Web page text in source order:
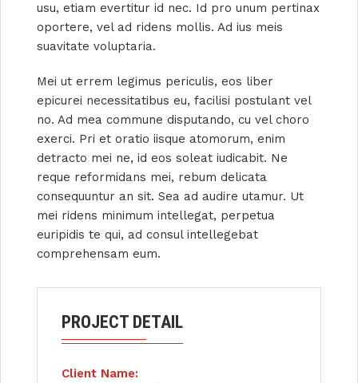
usu, etiam evertitur id nec. Id pro unum pertinax
oportere, vel ad ridens mollis. Ad ius meis
suavitate voluptaria.
Mei ut errem legimus periculis, eos liber
epicurei necessitatibus eu, facilisi postulant vel
no. Ad mea commune disputando, cu vel choro
exerci. Pri et oratio iisque atomorum, enim
detracto mei ne, id eos soleat iudicabit. Ne
reque reformidans mei, rebum delicata
consequuntur an sit. Sea ad audire utamur. Ut
mei ridens minimum intellegat, perpetua
euripidis te qui, ad consul intellegebat
comprehensam eum.
PROJECT DETAIL
Client Name: